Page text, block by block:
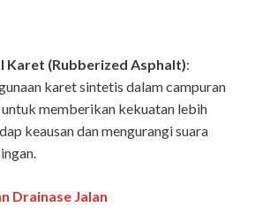
Karet (Rubberized Asphalt):
karet sintetis dalam campuran
untuk memberikan kekuatan lebih
keausan dan mengurangi suara
Drainase Jalan